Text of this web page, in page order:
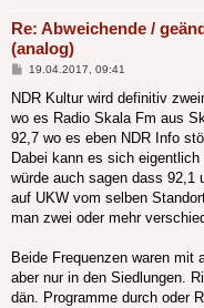
Re: Abweichende /
(analog)
Beitrag
19.04.2017, 09:41
NDR Kultur wird definitiv
wo es Radio Skala Fm aus
92,7 wo es eben NDR Info
Dabei kann es sich
würde auch sagen dass 92,1
auf UKW vom selben
man zwei oder mehr
Beide Frequenzen waren mit
aber nur in den Siedlungen.
dän. Programme durch oder